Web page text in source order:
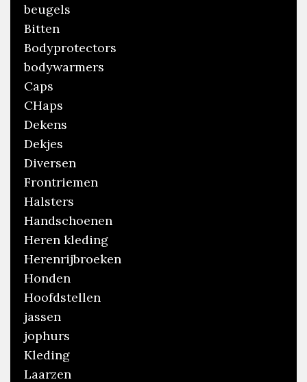
beugels
Bitten
Bodyprotectors
bodywarmers
Caps
CHaps
Dekens
Dekjes
Diversen
Frontriemen
Halsters
Handschoenen
Heren kleding
Herenrijbroeken
Honden
Hoofdstellen
jassen
jophurs
Kleding
Laarzen